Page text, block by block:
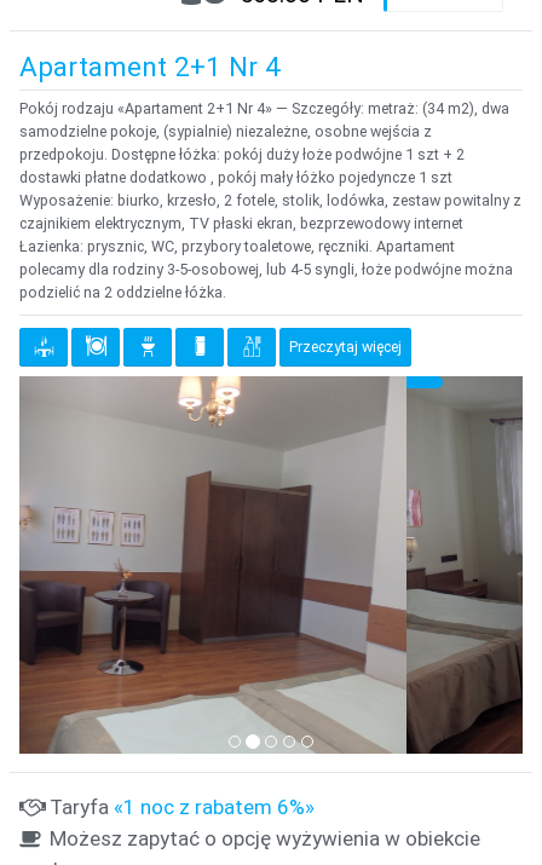
Apartament 2+1 Nr 4
Pokój rodzaju «Apartament 2+1 Nr 4» — Szczegóły: metraż: (34 m2), dwa
samodzielne pokoje, (sypialnie) niezależne, osobne wejścia z
przedpokoju. Dostępne łóżka: pokój duży łoże podwójne 1 szt + 2
dostawki płatne dodatkowo , pokój mały łóżko pojedyncze 1 szt
Wyposażenie: biurko, krzesło, 2 fotele, stolik, lodówka, zestaw powitalny z
czajnikiem elektrycznym, TV płaski ekran, bezprzewodowy internet
Łazienka: prysznic, WC, przybory toaletowe, ręczniki. Apartament
polecamy dla rodziny 3-5-osobowej, lub 4-5 syngli, łoże podwójne można
podzielić na 2 oddzielne łóżka.
Przeczytaj więcej
{clt_previous}
Taryfa «1 noc z rabatem 6%»
Możesz zapytać o opcję wyżywienia w obiekcie